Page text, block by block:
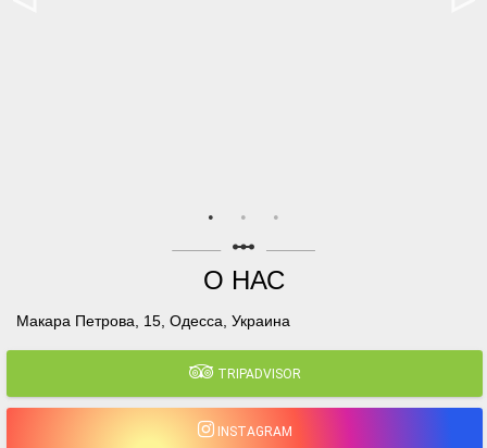
linear_scale
О НАС
Макара Петрова, 15, Одесса, Украина
TRIPADVISOR
INSTAGRAM